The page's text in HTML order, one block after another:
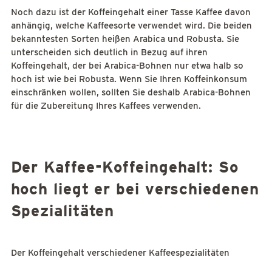
Noch dazu ist der Koffeingehalt einer Tasse Kaffee davon
anhängig, welche Kaffeesorte verwendet wird. Die beiden
bekanntesten Sorten heißen Arabica und Robusta. Sie
unterscheiden sich deutlich in Bezug auf ihren
Koffeingehalt, der bei Arabica-Bohnen nur etwa halb so
hoch ist wie bei Robusta. Wenn Sie Ihren Koffeinkonsum
einschränken wollen, sollten Sie deshalb Arabica-Bohnen
für die Zubereitung Ihres Kaffees verwenden.
Der Kaffee-Koffeingehalt: So
hoch liegt er bei verschiedenen
Spezialitäten
Der Koffeingehalt verschiedener Kaffeespezialitäten